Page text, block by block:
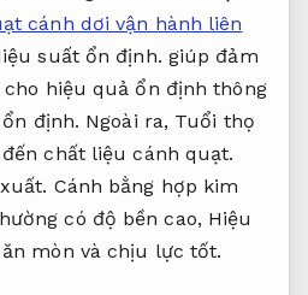
cánh dơi vận hành liên
suất ổn định. giúp đảm
hiệu quả ổn định thông
định. Ngoài ra, Tuổi thọ
chất liệu cánh quạt.
Cánh bằng hợp kim
có độ bền cao, Hiệu
mòn và chịu lực tốt.